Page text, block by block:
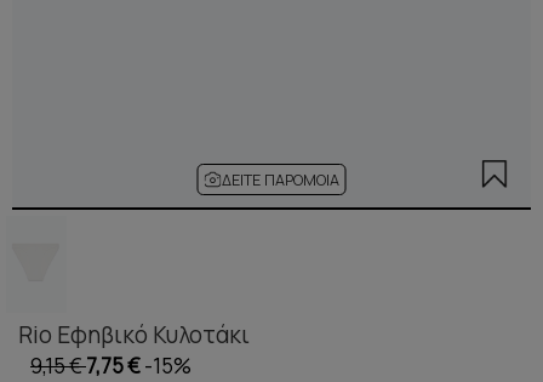
ΔΕΊΤΕ ΠΑΡΌΜΟΙΑ
Rio Εφηβικό Κυλοτάκι
9,15 €7,75 €-15%